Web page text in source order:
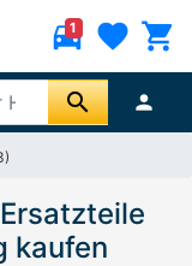
directions_car
1 favorite shopping_cart
search person
kaufen